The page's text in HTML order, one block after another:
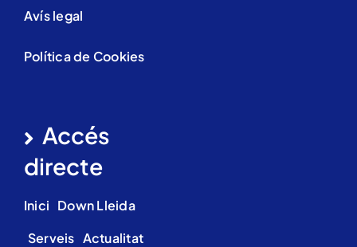
Avís legal
Política de Cookies
Accés
directe
Inici Down Lleida
Serveis Actualitat